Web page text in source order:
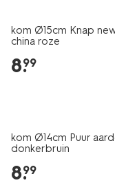
kom Ø15cm Knap
china roze
8.
99
kom Ø14cm Puur
donkerbruin
8.
99